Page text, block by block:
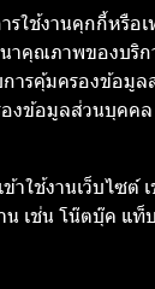
ใช้งานคุกกี้หรื
คุณภาพของบริ
การคุ้มครองข้
อมูลส่วนบุคคล
ใช้งานเว็บไซต์
เช่น โน๊ตบุ๊ค แ